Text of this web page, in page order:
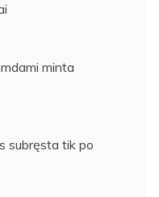
minta
subręsta tik po